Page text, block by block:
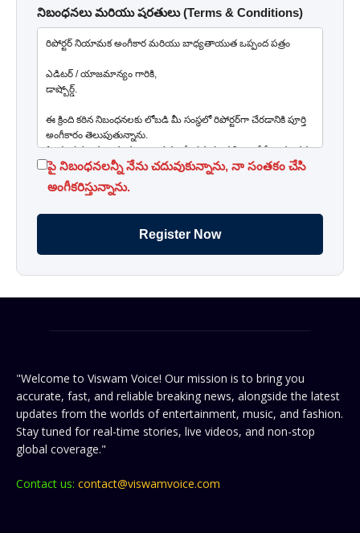
నిబంధనలు మరియు షరతులు (Terms & Conditions)
రిపోర్టర్ నియామక అంగీకార మరియు బాధ్యతాయుత ఒప్పంద పత్రం
ఎడిటర్ / యాజమాన్యం గారికి,
డాష్బోర్డ్.
ఈ క్రింది కఠిన నిబంధనలకు లోబడి మీ సంస్థలో రిపోర్టర్‌గా చేరడానికి పూర్తి
అంగీకారం తెలుపుతున్నాను.
1. చట్టపరమైన బాధ్యత: నా వార్త వల్ల ఏ సమస్య వచ్చినా నేనే బాధ్యుడను.
2. ఆర్థిక క్రమశిక్షణ: సంస్థ ప్రకటనల సొమ్ము సకాలంలో జమ చేస్తాను.
3. ఐడి కార్డు దుర్వినియోగం చేయను.
పై నిబంధనలన్నీ నేను చదువుకున్నాను, నా సంతకం చేసి
అంగీకరిస్తున్నాను.
Register Now
"Welcome to Viswam Voice! Our mission is to bring you
accurate, fast, and reliable breaking news, alongside the latest
updates from the worlds of entertainment, music, and fashion.
Stay tuned for real-time stories, live videos, and non-stop
global coverage."
Contact us: contact@viswamvoice.com